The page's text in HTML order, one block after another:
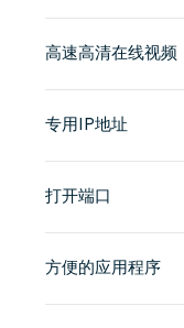
高速高清在线视频
专用IP地址
打开端口
方便的应用程序